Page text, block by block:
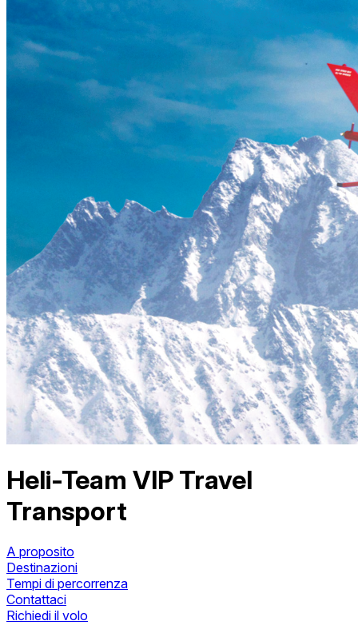
Heli-Team VIP Travel
Transport
A proposito
Destinazioni
Tempi di percorrenza
Contattaci
Richiedi il volo